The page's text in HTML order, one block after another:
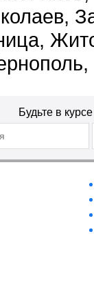
Будьте в